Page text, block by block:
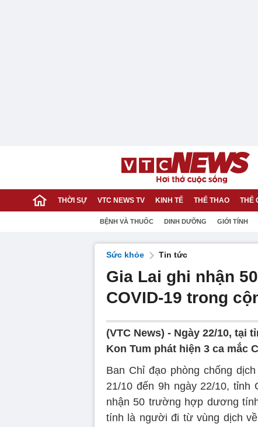
THỜI SỰ VTC NEWS TV KINH TẾ THỂ THAO THẾ
BỆNH VÀ THUỐC DINH DƯỠNG GIỚI TÍNH
Sức khỏe Tin tức
Gia Lai ghi nhận
COVID-19 trong
(VTC News) - Ngày 22/10, tại
Kon Tum phát hiện 3 ca mắc
Ban Chỉ đạo phòng chống
21/10 đến 9h ngày 22/10, tỉnh
nhận 50 trường hợp dương
tính là người đi từ vùng dịch